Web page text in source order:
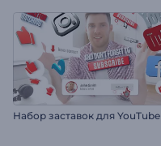
Набор заставок для YouTube